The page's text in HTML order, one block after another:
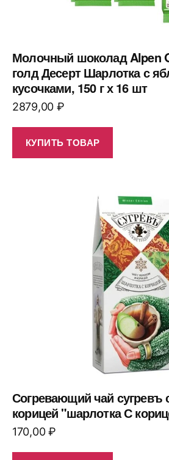
Молочный шоколад Alpen
голд Десерт Шарлотка с
кусочками, 150 г х 16 шт
2879,00 ₽
КУПИТЬ ТОВАР
Согревающий чай сугревъ
корицей "шарлотка С
170,00₽